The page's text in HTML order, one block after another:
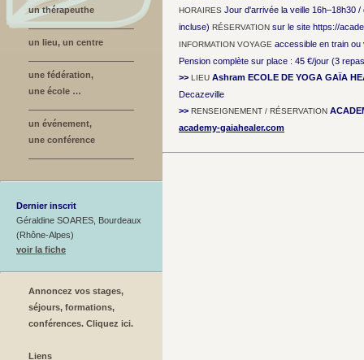
un thérapeuthe
un lieu, un centre
une fédération,
une école …
un événement,
une conférence
Dernier inscrit
Géraldine SOARES, Bourdeaux
(Rhône-Alpes)
voir la fiche
Annoncez vos stages,
séjours, formations,
conférences. Cliquez ici.
Liens
HORAIRES Jour d'arrivée la veille 16h–18h30
incluse) RÉSERVATION sur le site https://
INFORMATION VOYAGE accessible en train
Pension complète sur place : 45 €/jour (3
>> LIEU Ashram ECOLE DE YOGA GAÏA
Decazeville
>> RENSEIGNEMENT / RÉSERVATION
academy-gaiahealer.com